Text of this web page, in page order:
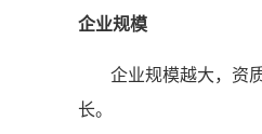
企业规模
企业规模越大，资
长。